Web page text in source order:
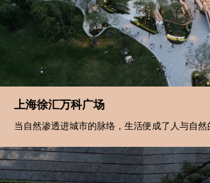
佛山招商·华玺
万物介意自然的姿态 还给生活舒适的温暖和触感